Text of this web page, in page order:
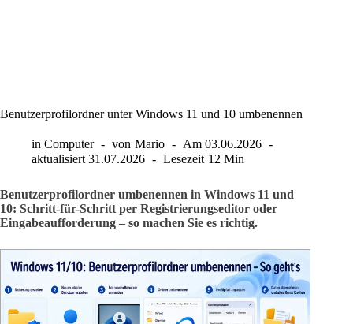
Benutzerprofilordner unter Windows 11 und 10 umbenennen
in Computer von Mario Am 03.06.2026
aktualisiert 31.07.2026 Lesezeit 12 Min
Benutzerprofilordner umbenennen in Windows 11 und
10: Schritt-für-Schritt per Registrierungseditor oder
Eingabeaufforderung – so machen Sie es richtig.